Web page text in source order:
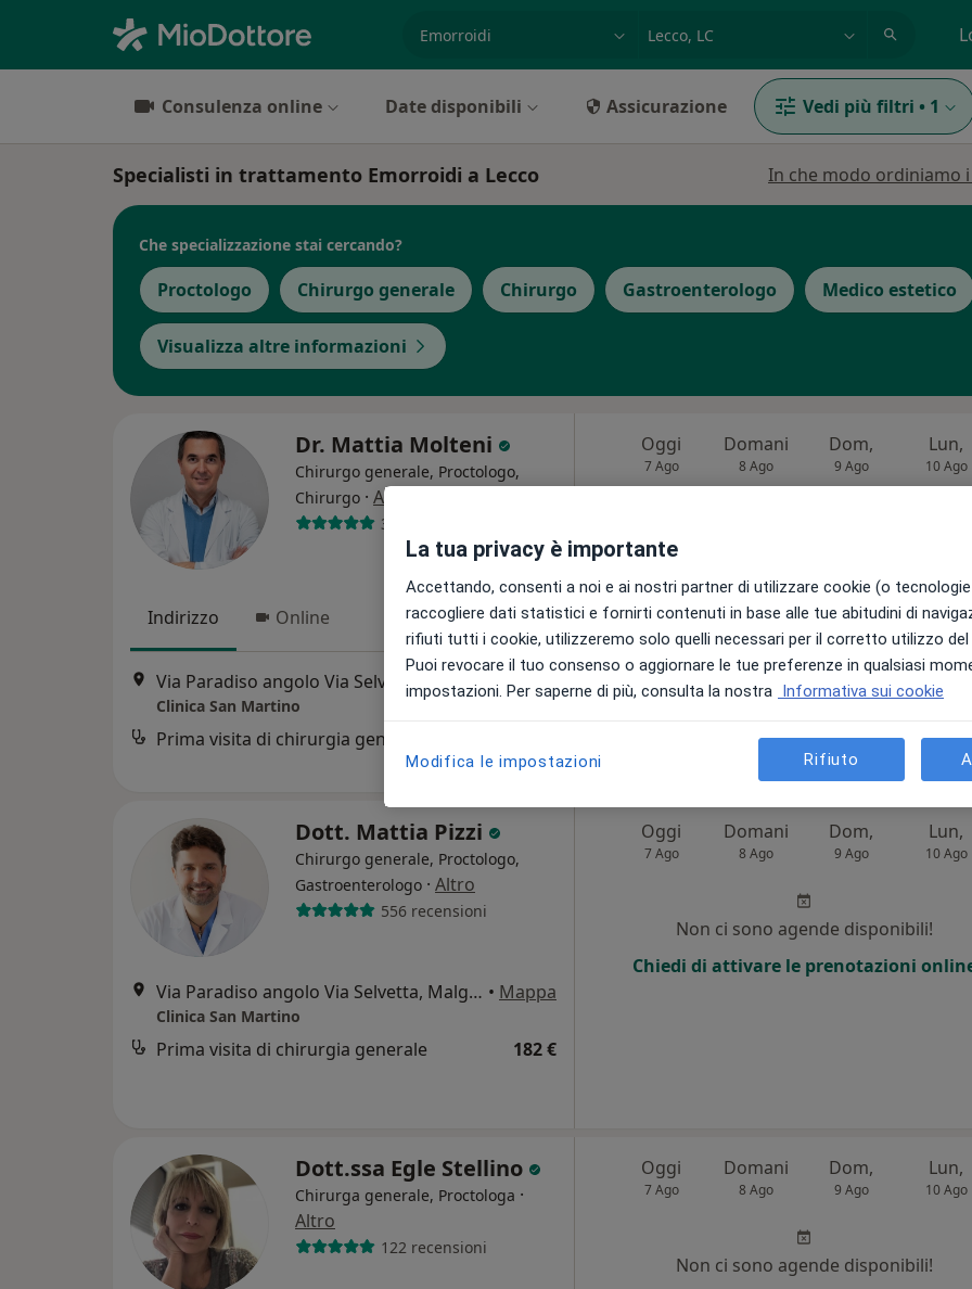
Consulenza online Date disponibili Assicurazione Vedi più filtri • 1
Specialisti in trattamento Emorroidi a Lecco In che modo ordiniamo
Che specializzazione stai cercando?
Proctologo Chirurgo generale Chirurgo Gastroenterologo Medico estetico
Visualizza altre informazioni
Dr. Mattia Molteni
Chirurgo generale, Proctologo,
Chirurgo · Altro
358 recensioni
Indirizzo Online
Via Paradiso angolo Via Selvetta, Malgrate Mappa
Clinica San Martino
Prima visita di chirurgia generale
Oggi
7 Ago
Domani
8 Ago
Dom,
9 Ago
Lun,
10 Ago
Non ci sono agende disponibili!
Chiedi di attivare le prenotazioni online
Dott. Mattia Pizzi
Chirurgo generale, Proctologo,
Gastroenterologo · Altro
556 recensioni
Via Paradiso angolo Via Selvetta, Malgrate • Mappa
Clinica San Martino
Prima visita di chirurgia generale 182 €
Oggi
7 Ago
Domani
8 Ago
Dom,
9 Ago
Lun,
10 Ago
Non ci sono agende disponibili!
Chiedi di attivare le prenotazioni
Dott.ssa Egle Stellino
Chirurga generale, Proctologa ·
Altro
122 recensioni
Oggi
7 Ago
Domani
8 Ago
Dom,
9 Ago
Lun,
10 Ago
Non ci sono agende disponibili!
La tua privacy è importante
Accettando, consenti a noi e ai nostri partner di utilizzare cookie (o
raccogliere dati statistici e fornirti contenuti in base alle tue abitudini di
rifiuti tutti i cookie, utilizzeremo solo quelli necessari per il corretto utilizzo
Puoi revocare il tuo consenso o aggiornare le tue preferenze in qualsiasi
impostazioni. Per saperne di più, consulta la nostra Informativa sui cookie
Modifica le impostazioni Rifiuto